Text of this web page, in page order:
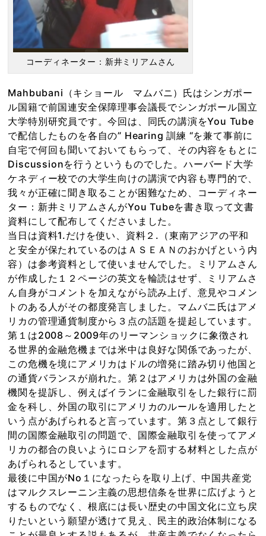
コーディネーター：新井ミリアムさん
Mahbubani（キショール マムバニ）氏はシンガポー
ル国籍で前国連安全保障理事会議長でシンガポール国立
大学特別研究員です。今回は、同氏の講演をYou Tube
で配信したものを各自の” Hearing 訓練 “を兼て事前に
自宅で何回も聞いておいてもらって、その内容をもとに
Discussionを行うというものでした。ハーバード大学
ケネディー校での大学生向けの講演で内容も専門的で、
我々が正確に聞き取ることが困難なため、コーディネー
ター：新井ミリアムさんがYou Tubeを書き取って文書
資料にして配布してくださいました。
当日は資料1.だけを使い、資料２.（東南アジアの平和
と安全が保たれているのはＡＳＥＡＮのおかげという内
容）は参考資料として使いませんでした。ミリアムさん
が作成した１２ページの英文を輪読はせず、ミリアムさ
ん自身がコメントを加えながら読み上げ、意見やコメン
トのある人がその都度発言しました。マムバニ氏はアメ
リカの管理通貨制度から３点の話題を提起しています。
第１は2008～2009年のリーマンショックに象徴され
る世界的金融危機までは米中は良好な関係であったが、
この危機を境にアメリカはドルの増発に踏み切り他国と
の通貨バランスが崩れた。第２はアメリカは外国の金融
機関を提訴し、例えばイランに金融取引をした銀行に罰
金を科し、外国の取引にアメリカのルールを適用したと
いう点があげられると言っています。第３点として銀行
間の国際金融取引の問題で、国際金融取引を使ってアメ
リカの都合の良いようにロシアを罰する材料とした点が
あげられるとしています。
最後に中国がNo１になったらを取り上げ、中国共産党
はマルクスレーニン主義の思想信条を世界に広げようと
するものでなく、根底には長い歴史の中国文化に立ち戻
りたいという願望が透けて見え、民主的政治体制になる